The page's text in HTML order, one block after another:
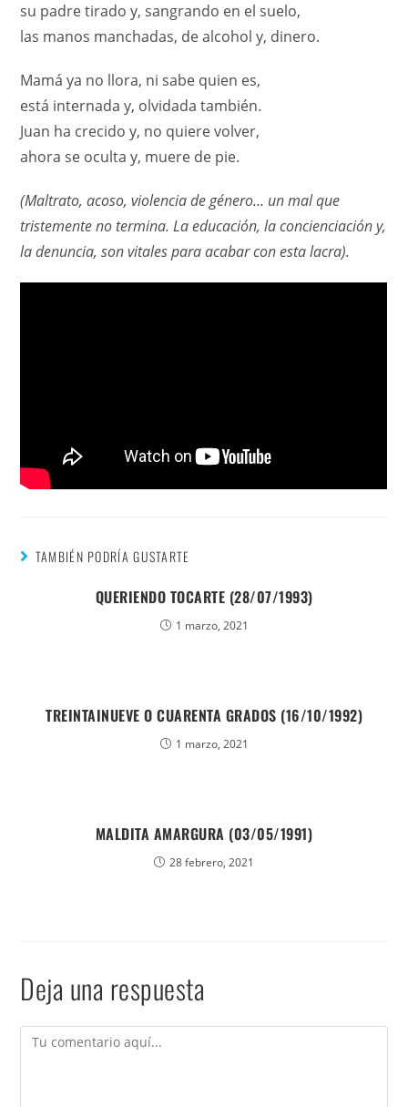
su padre tirado y, sangrando en el suelo,
las manos manchadas, de alcohol y, dinero.
Mamá ya no llora, ni sabe quien es,
está internada y, olvidada también.
Juan ha crecido y, no quiere volver,
ahora se oculta y, muere de pie.
(Maltrato, acoso, violencia de género… un mal que
tristemente no termina. La educación, la concienciación y,
la denuncia, son vitales para acabar con esta lacra).
TAMBIÉN PODRÍA GUSTARTE
QUERIENDO TOCARTE (28/07/1993)
1 marzo, 2021
TREINTAINUEVE O CUARENTA GRADOS (16/10/1992)
1 marzo, 2021
MALDITA AMARGURA (03/05/1991)
28 febrero, 2021
Deja una respuesta